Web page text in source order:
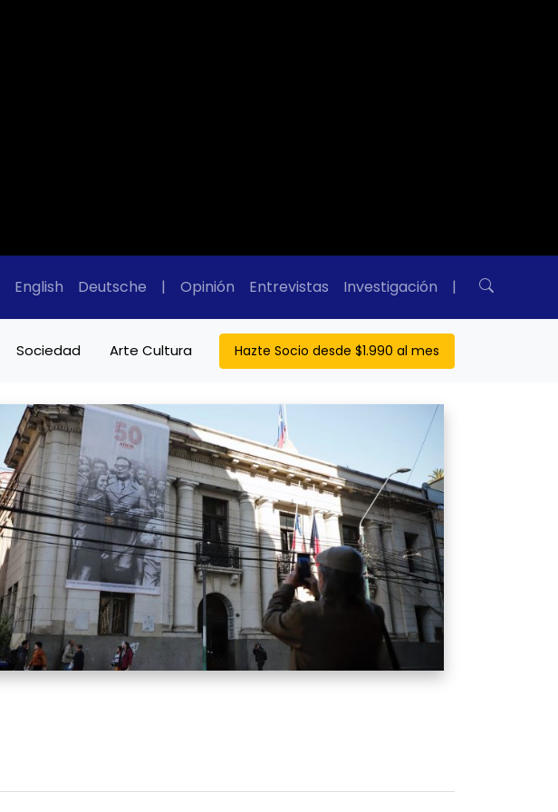
English Deutsche | Opinión Entrevistas Investigación |
Sociedad Arte Cultura Hazte Socio desde $1.990 al mes